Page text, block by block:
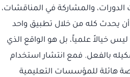
والمشاركة في المناقشات،
يحدث كله من خلال تطبيق واحد
خيالاً علمياً، بل هو الواقع الذي
بالفعل. فمع انتشار استخدام
هائلة للمؤسسات التعليمية